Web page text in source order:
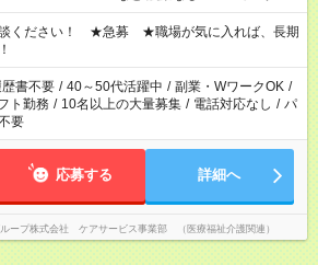
事と合わせ週40時間超の就業はご案内できませ
き、週20時間以上勤務は社会保険への加入対象
働者派遣法（日雇い派遣の原則禁止）により、
の就業はご案内が難しい場合があります
談ください！ ★急募 ★職場が気に入れば、長期
歴書不要 / 40～50代活躍中 / 副業・WワークOK /
ト勤務 / 10名以上の大量募集 / 電話対応なし / パ
要
応募する 詳細へ
ープ株式会社 ケアサービス事業部 （医療福祉介護関連）